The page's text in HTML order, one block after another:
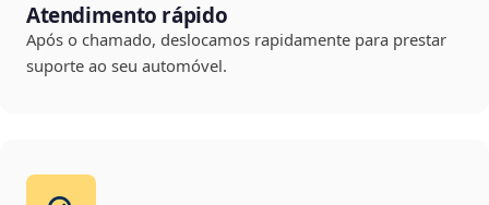
Atendimento rápido
Após o chamado, deslocamos rapidamente para prestar
suporte ao seu automóvel.